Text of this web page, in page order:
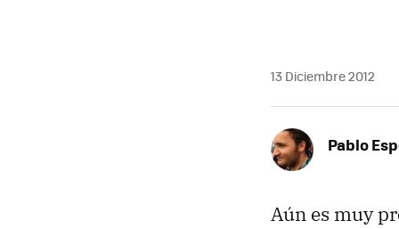
13 Diciembre 2012
Pablo
Aún es muy